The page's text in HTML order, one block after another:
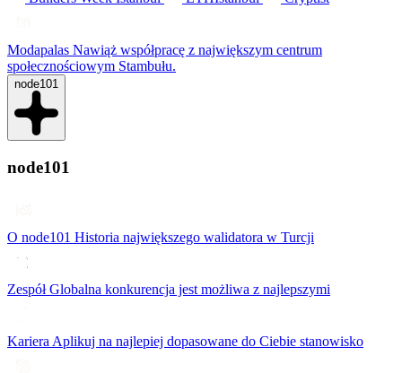
Modapalas Nawiąż współpracę z największym centrum
społecznościowym Stambułu.
node101
node101
O node101 Historia największego walidatora w Turcji
ZespółGlobalna konkurencja jest możliwa z najlepszymi
Kariera Aplikuj na najlepiej dopasowane do Ciebie stanowisko